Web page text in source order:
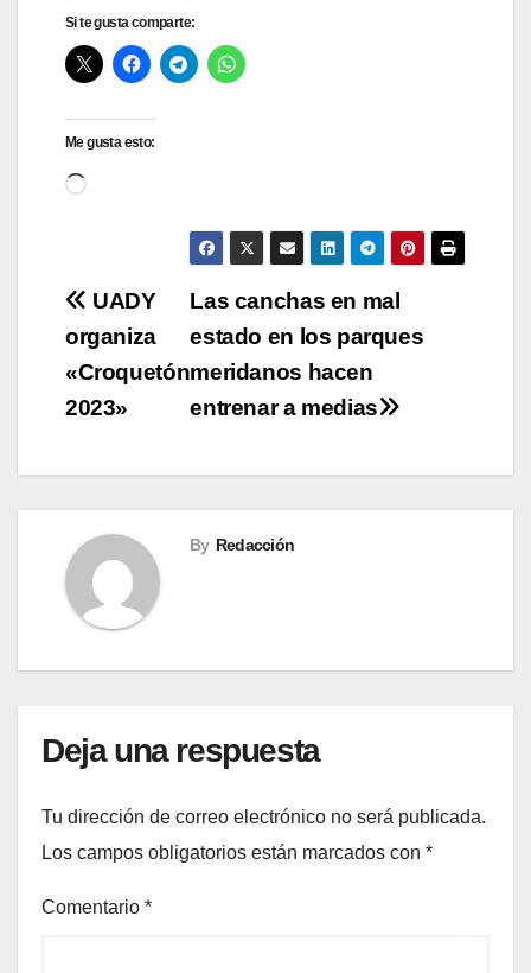
Si te gusta comparte:
Me gusta esto:
Cargando...
Navegación
de
entradas
Las canchas en mal
estado en los parques
meridanos hacen
entrenar a medias
UADY
organiza
«Croquetón
2023»
By Redacción
Deja una respuesta
Tu dirección de correo electrónico no será publicada.
Los campos obligatorios están marcados con *
Comentario *